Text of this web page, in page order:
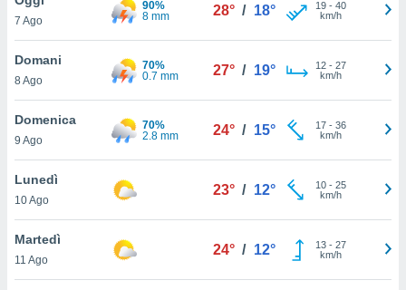
è
al sito
di
ci
di
il
un
la
7 Ago
90%
8 mm
28° / 18° 19- 40
km/h
Domani
8 Ago
70%
0.7 mm
27° / 19° 12- 27
km/h
Domenica
9 Ago
70%
2.8 mm
24° / 15° 17- 36
km/h
Lunedì
10 Ago
23° / 12° 10- 25
km/h
Martedì
11 Ago
24° / 12° 13- 27
km/h